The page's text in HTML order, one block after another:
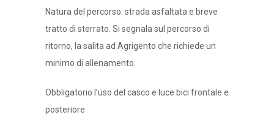
Natura del percorso: strada asfaltata e breve
tratto di sterrato. Si segnala sul percorso di
ritorno, la salita ad Agrigento che richiede un
minimo di allenamento.
Obbligatorio l’uso del casco e luce bici frontale e
posteriore